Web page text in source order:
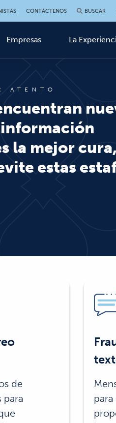
CONTÁCTENOS BUSCAR
Empresas La
ATENTO
la mejor
estas
de
para